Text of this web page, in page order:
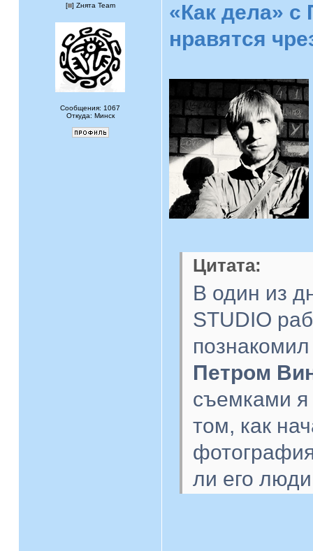
[ ] Zнята Team
Сообщения: 1067
Откуда: Минск
«Как дела»
нравятся
Цитата:
В один из
STUDIO
Петром
съемками я
том, как
ли его